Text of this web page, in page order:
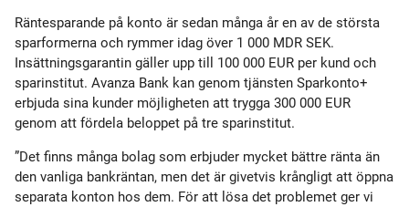
Räntesparande på konto är sedan många år en av de största
sparformerna och rymmer idag över 1 000 MDR SEK.
Insättningsgarantin gäller upp till 100 000 EUR per kund och
sparinstitut. Avanza Bank kan genom tjänsten Sparkonto+
erbjuda sina kunder möjligheten att trygga 300 000 EUR
genom att fördela beloppet på tre sparinstitut.
”Det finns många bolag som erbjuder mycket bättre ränta än
den vanliga bankräntan, men det är givetvis krångligt att öppna
separata konton hos dem. För att lösa det problemet ger vi